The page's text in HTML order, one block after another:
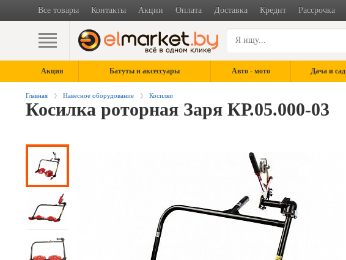
Все товары Контакты Акции Оплата Доставка Кредит Рассрочка
Акция Батуты и аксессуары Авто - мото Дача и сад
Главная Навесное оборудование Косилки
Косилка роторная Заря КР.05.000-03